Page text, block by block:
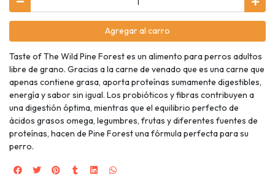
Agregar al carro
Taste of The Wild Pine Forest es un alimento para perros adultos
libre de grano. Gracias a la carne de venado que es una carne que
apenas contiene grasa, aporta proteínas sumamente digestibles,
energía y sabor sin igual. Los probióticos y fibras contribuyen a
una digestión óptima, mientras que el equilibrio perfecto de
ácidos grasos omega, legumbres, frutas y diferentes fuentes de
proteínas, hacen de Pine Forest una fórmula perfecta para su
perro.